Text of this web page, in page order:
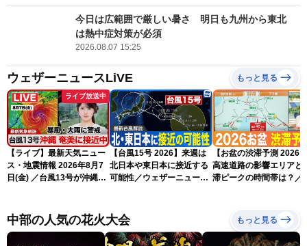
今日は広範囲で厳しい暑さ 明日も九州から東北
は熱中症対策が必須
2026.08.07 15:25
ウェザーニュースLiVE もっと見る
ライブ放送中
【ライブ】最新天気ニュー
ス・地震情報 2026年8月7
日(金) ／台風13号が沖縄・
ュースLiVEイブニング・小
川千奈／内藤邦裕〉
【台風15号 2026】来週は
北日本や東日本に接近する
可能性／ウェザーニュース
【お盆の渋滞予測 2026】
高速道路の影響エリアと
滞ピークの時間帯は？／
中部の人気の花火大会 もっと見る